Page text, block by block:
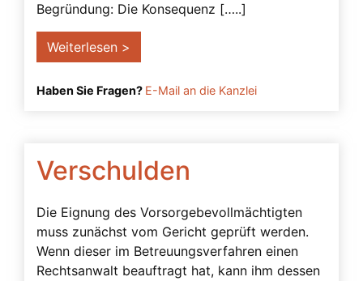
Begründung: Die Konsequenz […..]
Weiterlesen >
Haben Sie Fragen? E-Mail an die Kanzlei
Verschulden
Die Eignung des Vorsorgebevollmächtigten
muss zunächst vom Gericht geprüft werden.
Wenn dieser im Betreuungsverfahren einen
Rechtsanwalt beauftragt hat, kann ihm dessen
Herausgabeanspruch
Impfen
Inhaltliche Anforderungen
Konten
Kontrollbetreuer
Kontrollbetreuung
Kurator
Missbrauch der Vorsorgevollmacht